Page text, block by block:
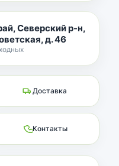
Северский р-н,
д. 46
Доставка
Контакты